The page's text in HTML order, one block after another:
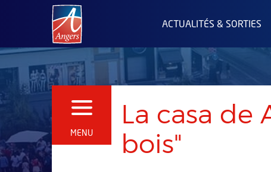
Angers.fr : Retour à l'accueil
ACTUALITÉS & SORTIES
MENU
OUVRIR LE MENU
La casa de
bois"